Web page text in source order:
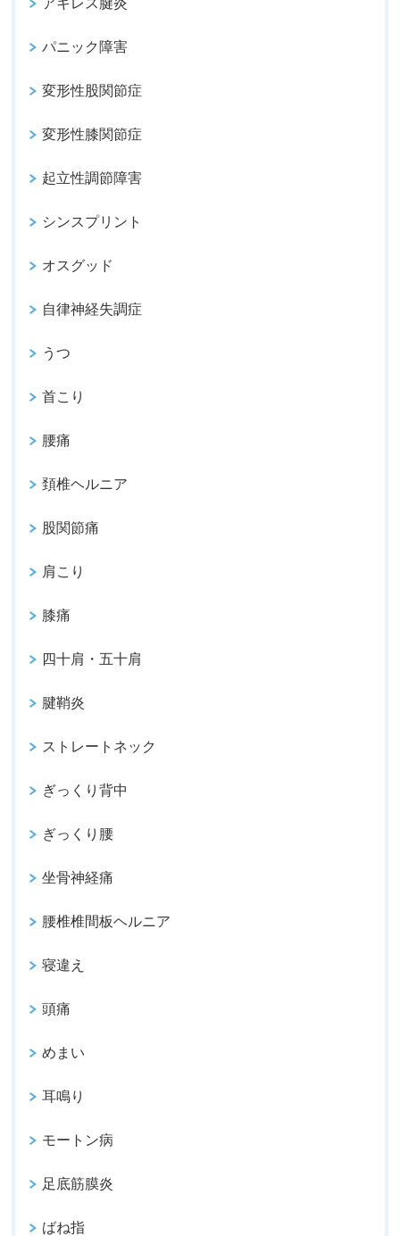
アキレス腱炎
パニック障害
変形性股関節症
変形性膝関節症
起立性調節障害
シンスプリント
オスグッド
自律神経失調症
うつ
首こり
腰痛
頚椎ヘルニア
股関節痛
肩こり
膝痛
四十肩・五十肩
腱鞘炎
ストレートネック
ぎっくり背中
ぎっくり腰
坐骨神経痛
腰椎椎間板ヘルニア
寝違え
頭痛
めまい
耳鳴り
モートン病
足底筋膜炎
ばね指